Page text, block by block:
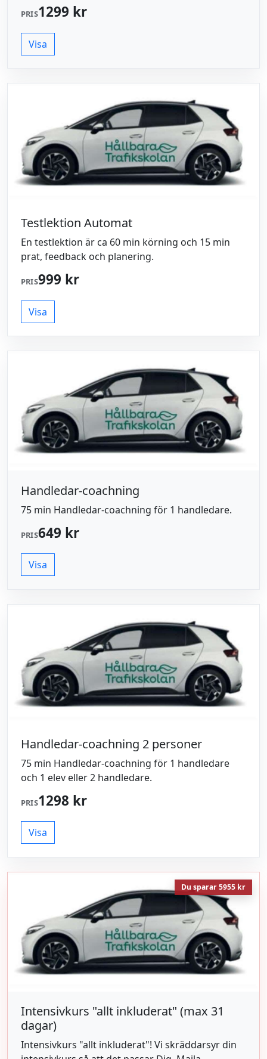
PRIS1299 kr
Visa
Testlektion Automat
En testlektion är ca 60 min körning och 15 min
prat, feedback och planering.
PRIS999 kr
Visa
Handledar-coachning
75 min Handledar-coachning för 1 handledare.
PRIS649 kr
Visa
Handledar-coachning 2 personer
75 min Handledar-coachning för 1 handledare
och 1 elev eller 2 handledare.
PRIS1298 kr
Visa
Du sparar 5955 kr
Intensivkurs "allt inkluderat" (max 31
dagar)
Intensivkurs "allt inkluderat"! Vi skräddarsyr din